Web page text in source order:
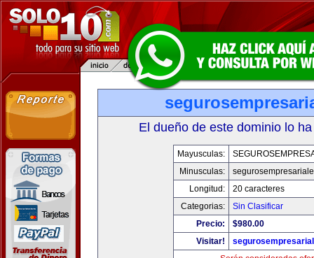
El dueño de este dominio lo
Mayusculas:
Minusculas:
Longitud:
20 caracteres
Categorias:
Sin Clasificar
Precio:
$980.00
Visitar!